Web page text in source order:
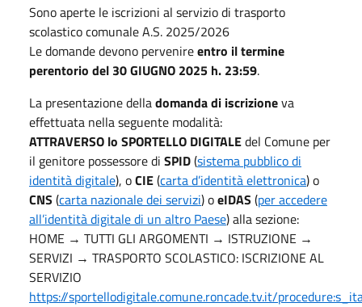
Sono aperte le iscrizioni al servizio di trasporto
scolastico comunale A.S. 2025/2026
Le domande devono pervenireentro il termine
perentorio del 30 GIUGNO 2025 h. 23:59.
La presentazione delladomanda di iscrizioneva
effettuata nella seguente modalità:
ATTRAVERSO lo SPORTELLO DIGITALEdel Comune per
il genitore possessore di SPID(sistema pubblico di
identità digitale), oCIE(carta d’identità elettronica) o
CNS (carta nazionale dei servizi) oeIDAS (per accedere
all’identità digitale di un altro Paese) alla sezione:
HOME → TUTTI GLI ARGOMENTI → ISTRUZIONE →
SERVIZI → TRASPORTO SCOLASTICO: ISCRIZIONE AL
SERVIZIO
https://sportellodigitale.comune.roncade.tv.it/